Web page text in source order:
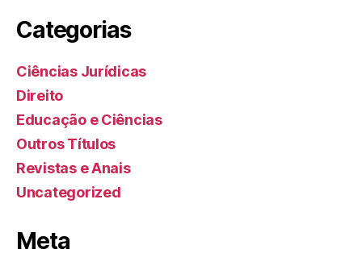
Categorias
Ciências Jurídicas
Direito
Educação e Ciências
Outros Títulos
Revistas e Anais
Uncategorized
Meta